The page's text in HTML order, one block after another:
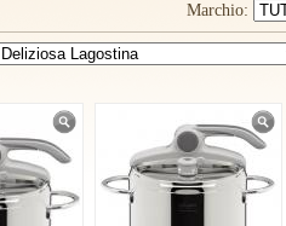
Marchio: